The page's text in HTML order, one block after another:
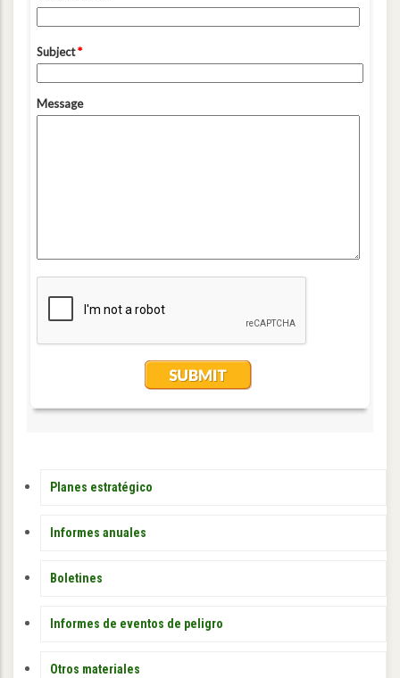
PUBLICACIONES
Planes estratégico
Informes anuales
Boletines
Informes de eventos de peligro
Otros materiales